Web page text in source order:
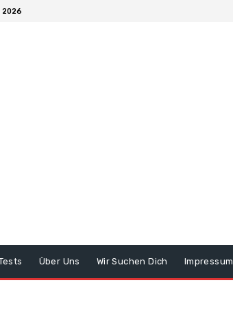
Über Uns Wir Suchen Dich Impressum